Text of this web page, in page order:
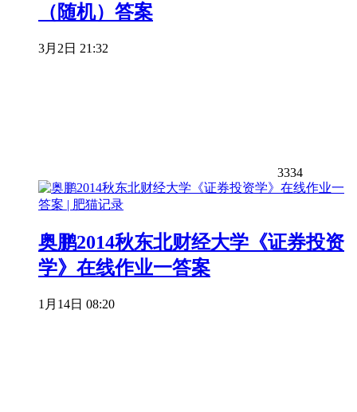
（随机）答案
3月2日 21:32
3334
奥鹏2014秋东北财经大学《证券投资
学》在线作业一答案
1月14日 08:20